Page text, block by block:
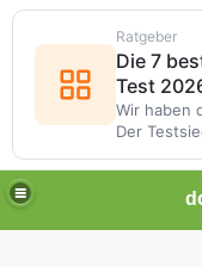
Ratgeber
Die 7
Test
Wir haben
Der